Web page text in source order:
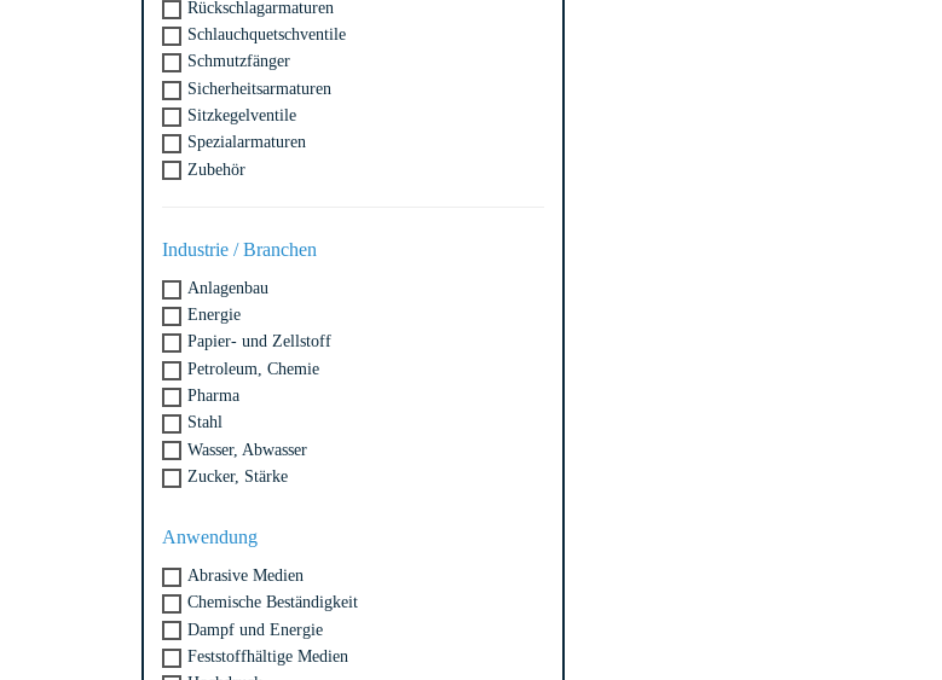
Rückschlagarmaturen
Schlauchquetschventile
Schmutzfänger
Sicherheitsarmaturen
Sitzkegelventile
Spezialarmaturen
Zubehör
Industrie / Branchen
Anlagenbau
Energie
Papier- und Zellstoff
Petroleum, Chemie
Pharma
Stahl
Wasser, Abwasser
Zucker, Stärke
Anwendung
Abrasive Medien
Chemische Beständigkeit
Dampf und Energie
Feststoffhältige Medien